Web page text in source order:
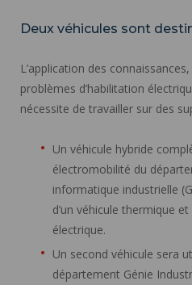
Deux véhicules sont
L’application des
problèmes d’habilitation
nécessite de travailler sur des
Un véhicule hybride
électromobilité du
informatique industrielle
d’un véhicule thermique et
électrique.
Un second véhicule sera
département Génie